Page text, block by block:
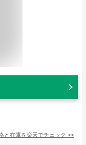
と在庫を楽天でチェック >>